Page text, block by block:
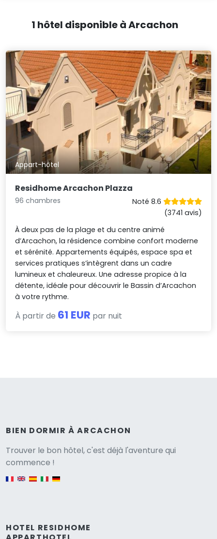
1 hôtel disponible à Arcachon
Appart-hôtel
Residhome Arcachon Plazza
96 chambres
Noté 8.6
(3741 avis)
À deux pas de la plage et du centre animé
d’Arcachon, la résidence combine confort moderne
et sérénité. Appartements équipés, espace spa et
services pratiques s’intègrent dans un cadre
lumineux et chaleureux. Une adresse propice à la
détente, idéale pour découvrir le Bassin d’Arcachon
à votre rythme.
À partir de 61 EUR par nuit
BIEN DORMIR À ARCACHON
Trouver le bon hôtel, c'est déjà l'aventure qui
commence !
HOTEL RESIDHOME